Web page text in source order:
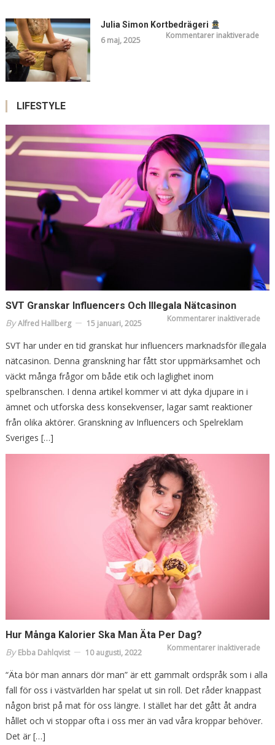
Julia Simon Kortbedrägeri
6 maj, 2025 Kommentarer inaktiveradeför
LIFESTYLE
SVT Granskar Influencers Och Illegala Nätcasinon
ByAlfred Hallberg 15 januari, 2025 Kommentarer inaktiveradeför
Och
SVT har under en tid granskat hur influencers marknadsför illegala
nätcasinon. Denna granskning har fått stor uppmärksamhet och
väckt många frågor om både etik och laglighet inom
spelbranschen. I denna artikel kommer vi att dyka djupare in i
ämnet och utforska dess konsekvenser, lagar samt reaktioner
från olika aktörer. Granskning av Influencers och Spelreklam
Sveriges […]
Hur Många Kalorier Ska Man Äta Per Dag?
ByEbba Dahlqvist 10 augusti, 2022 Kommentarer inaktiveradeför
ska
äta
“Äta bör man annars dör man” är ett gammalt ordspråk som i alla
fall för oss i västvärlden har spelat ut sin roll. Det råder knappast
någon brist på mat för oss längre. I stället har det gått åt andra
hållet och vi stoppar ofta i oss mer än vad våra kroppar behöver.
Det är […]